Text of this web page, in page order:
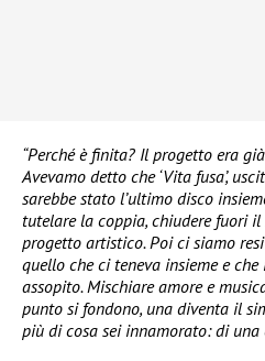
“Perché è finita? Il progetto era
Avevamo detto che ‘Vita fusa’,
sarebbe stato l’ultimo disco
tutelare la coppia, chiudere fuori
progetto artistico. Poi ci siamo
quello che ci teneva insieme e
assopito. Mischiare amore e
punto si fondono, una diventa il
più di cosa sei innamorato: di una